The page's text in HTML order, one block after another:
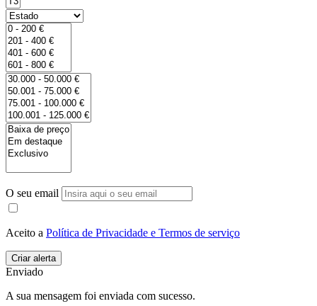
O seu email
Aceito a Política de Privacidade e Termos de serviço
Enviado
A sua mensagem foi enviada com sucesso.